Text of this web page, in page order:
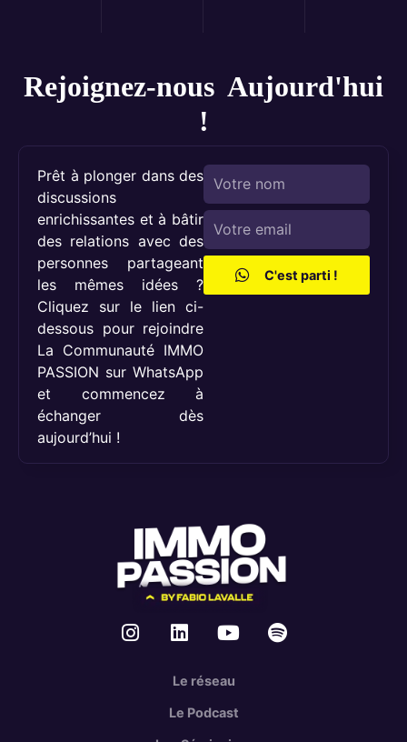
Rejoignez-nous Aujourd'hui
!
Prêt à plonger dans des
discussions
enrichissantes et à bâtir
des relations avec des
personnes partageant
les mêmes idées ?
Cliquez sur le lien ci-
dessous pour rejoindre
La Communauté IMMO
PASSION sur WhatsApp
et commencez à
échanger dès
aujourd’hui !
C'est parti !
Le réseau
Le Podcast